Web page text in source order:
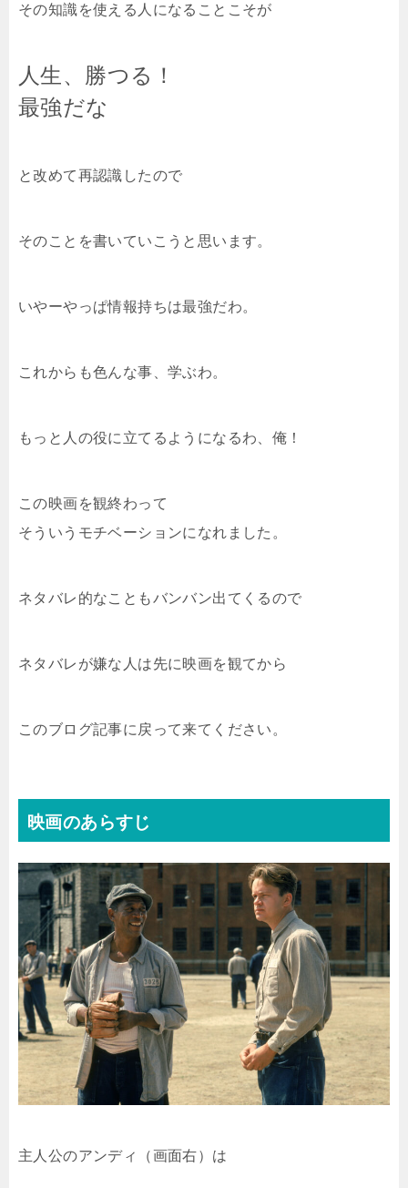
その知識を使える人になることこそが
人生、勝つる！
最強だな
と改めて再認識したので
そのことを書いていこうと思います。
いやーやっぱ情報持ちは最強だわ。
これからも色んな事、学ぶわ。
もっと人の役に立てるようになるわ、俺！
この映画を観終わって
そういうモチベーションになれました。
ネタバレ的なこともバンバン出てくるので
ネタバレが嫌な人は先に映画を観てから
このブログ記事に戻って来てください。
映画のあらすじ
主人公のアンディ（画面右）は